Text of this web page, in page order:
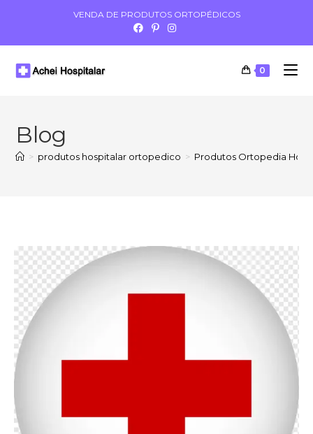
VENDA DE PRODUTOS ORTOPÉDICOS
0
Blog
> produtos hospitalar ortopedico > Produtos Ortopedia